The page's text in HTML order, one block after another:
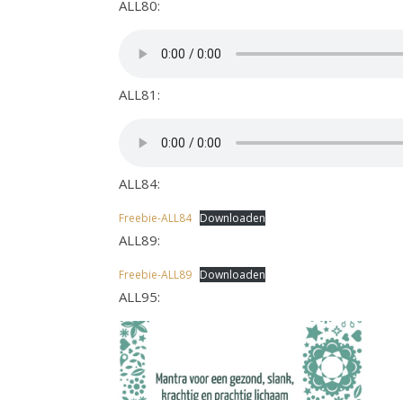
ALL80:
ALL81:
ALL84:
Freebie-ALL84 Downloaden
ALL89:
Freebie-ALL89 Downloaden
ALL95: